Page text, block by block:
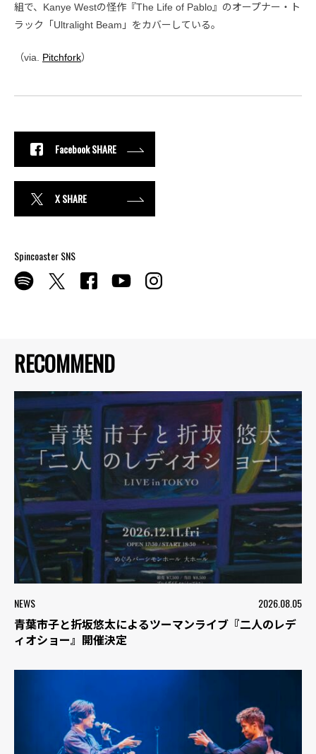
RECOMMEND
NEWS 2026.08.05
青葉市子と折坂悠太によるツーマンライブ『二人のレデ
ィオショー』開催決定
組で、Kanye Westの怪作『The Life of Pablo』のオープナー・ト
ラック「Ultralight Beam」をカバーしている。
（via. Pitchfork）
Facebook SHARE
X SHARE
Spincoaster SNS